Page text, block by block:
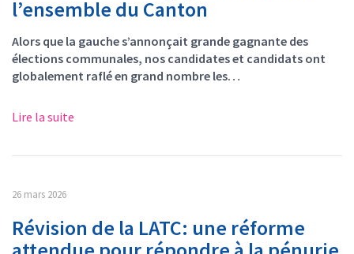
l’ensemble du Canton
Alors que la gauche s’annonçait grande gagnante des
élections communales, nos candidates et candidats ont
globalement raflé en grand nombre les…
Lire la suite
26 mars 2026
Révision de la LATC: une réforme